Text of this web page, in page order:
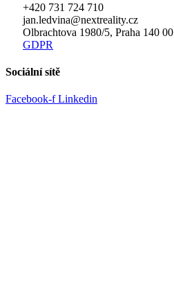
+420 731 724 710
jan.ledvina@nextreality.cz
Olbrachtova 1980/5, Praha 140 00
GDPR
Sociální sítě
Facebook-f Linkedin